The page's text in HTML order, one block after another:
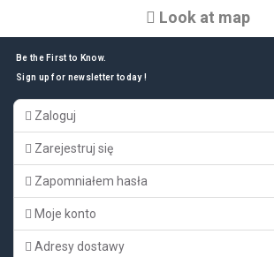
Look at map
Be the First to Know.
Sign up for newsletter today !
Zaloguj
Zarejestruj się
Zapomniałem hasła
Moje konto
Adresy dostawy